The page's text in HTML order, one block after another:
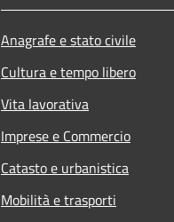
Anagrafe e stato civile
Cultura e tempo libero
Vita lavorativa
Imprese e Commercio
Catasto e urbanistica
Mobilità e trasporti